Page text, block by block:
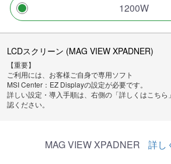
1200W
LCDスクリーン (MAG VIEW XPADNER)
【重要】
ご利用には、お客様ご自身で専用ソフト
MSI Center：EZ Displayの設定が必要です。
詳しい設定・導入手順は、右側の「詳しくはこち
認ください。
MAG VIEW XPADNER 詳し